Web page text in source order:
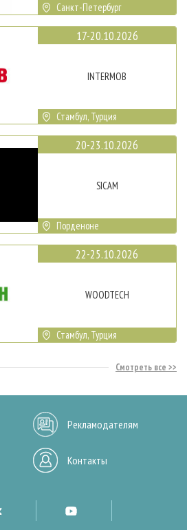
Санкт-Петербург
17-20.10.2026
INTERMOB
Стамбул, Турция
20-23.10.2026
SICAM
Порденоне
22-25.10.2026
WOODTECH
Стамбул, Турция
Смотреть все
Рекламодателям
Контакты